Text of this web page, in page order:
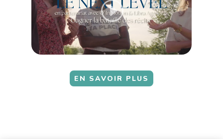
EN SAVOIR PLUS